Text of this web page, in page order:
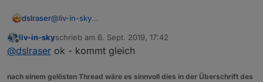
dslraser@liv-in-sky
Offline
liv-in-skyschrieb am 6. Sept. 2019, 17:42
zuletzt editiert von
@dslraser ok - kommt gleich
nach einem gelösten Thread wäre es sinnvoll dies in der Überschrift des